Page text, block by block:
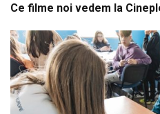
Ce filme noi vedem la